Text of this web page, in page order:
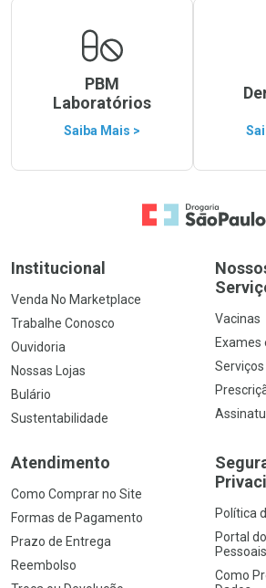
PBM
Laboratórios
Saiba Mais >
Ir para a Home
Institucional
Venda No Marketplace
Trabalhe Conosco
Ouvidoria
Nossas Lojas
Bulário
Sustentabilidade
Vacinas
Exames
Atendimento
Como Comprar no Site
Formas de Pagamento
Prazo de Entrega
Reembolso
Política
Portal
Pessoais
Como